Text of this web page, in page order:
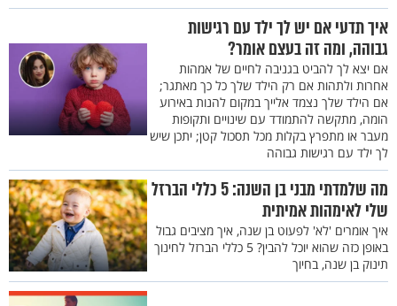
איך תדעי אם יש לך ילד עם רגישות
גבוהה, ומה זה בעצם אומר?
אם יצא לך להביט בגניבה לחיים של אמהות
אחרות ולתהות אם רק הילד שלך כל כך מאתגר;
אם הילד שלך נצמד אלייך במקום להנות באירוע
הומה, מתקשה להתמודד עם שינויים ותקופות
מעבר או מתפרץ בקלות מכל תסכול קטן; יתכן שיש
לך ילד עם רגישות גבוהה
מה שלמדתי מבני בן השנה: 5 כללי הברזל
שלי לאימהות אמיתית
איך אומרים 'לא' לפעוט בן שנה, איך מציבים גבול
באופן כזה שהוא יוכל להבין? 5 כללי הברזל לחינוך
תינוק בן שנה, בחיוך